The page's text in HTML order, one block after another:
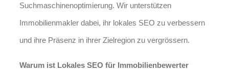
Suchmaschinenoptimierung. Wir unterstützen
Immobilienmakler dabei, ihr lokales SEO zu verbessern
und ihre Präsenz in ihrer Zielregion zu vergrössern.
Warum ist Lokales SEO für Immobilienbewerter